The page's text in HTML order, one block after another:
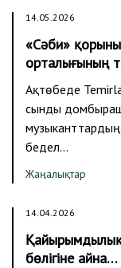
14.05.2026
«Сәби»
орталығының
Ақтөбеде
сынды
бедел…
Жаңалықтар
14.04.2026
бөлігіне айна…